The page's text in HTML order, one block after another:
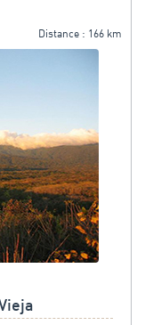
Distance : 166 km